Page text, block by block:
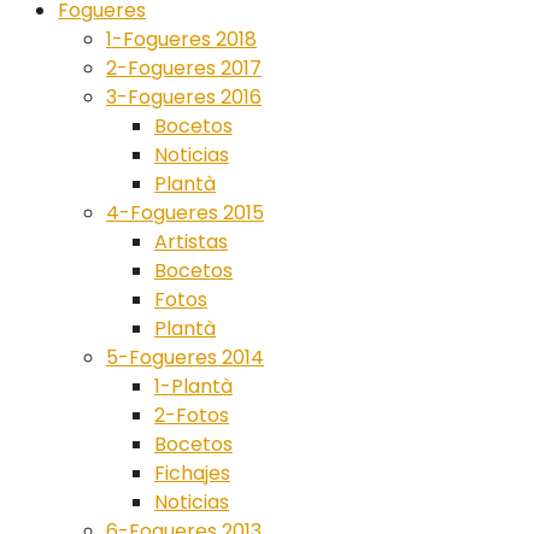
Fogueres
1-Fogueres 2018
2-Fogueres 2017
3-Fogueres 2016
Bocetos
Noticias
Plantà
4-Fogueres 2015
Artistas
Bocetos
Fotos
Plantà
5-Fogueres 2014
1-Plantà
2-Fotos
Bocetos
Fichajes
Noticias